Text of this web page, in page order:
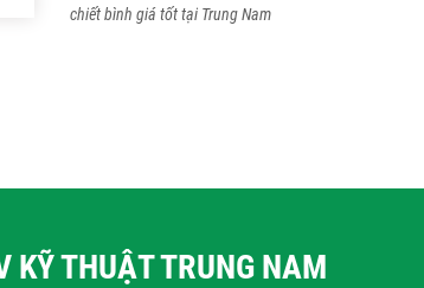
chiết bình giá tốt tại Trung Nam
KỸ THUẬT TRUNG NAM